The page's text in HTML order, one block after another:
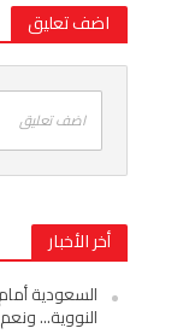
اضف تعليق
اضف تعليق
أخر الأخبار
السعودية
النووية…